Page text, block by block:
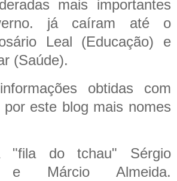
mais importantes
já caíram até o
Leal (Educação) e
(Saúde).
obtidas com
por este blog mais nomes
"fila do tchau" Sérgio
e Márcio Almeida.